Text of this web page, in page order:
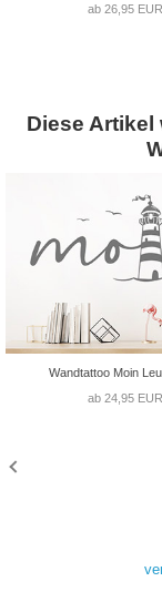
ab 26,95 EUR
Diese Artikel
Wandtattoo Moin
ab 24,95 EUR